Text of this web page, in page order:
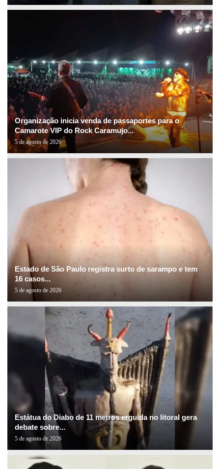
Organização inicia venda de passaportes para o
Camarote VIP do Rock Caramujo...
5 de agosto de 2026
Estado de São Paulo registra surto de sarampo e tem
16 casos...
5 de agosto de 2026
Estátua do Diabo de 11 metros erguida no litoral gera
debate sobre...
5 de agosto de 2026